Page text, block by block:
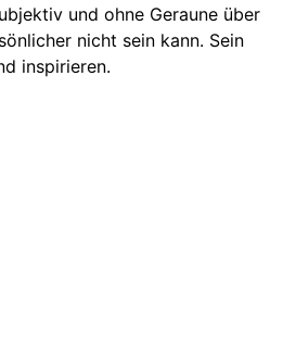
und ohne Geraune über
nicht sein kann. Sein
inspirieren.